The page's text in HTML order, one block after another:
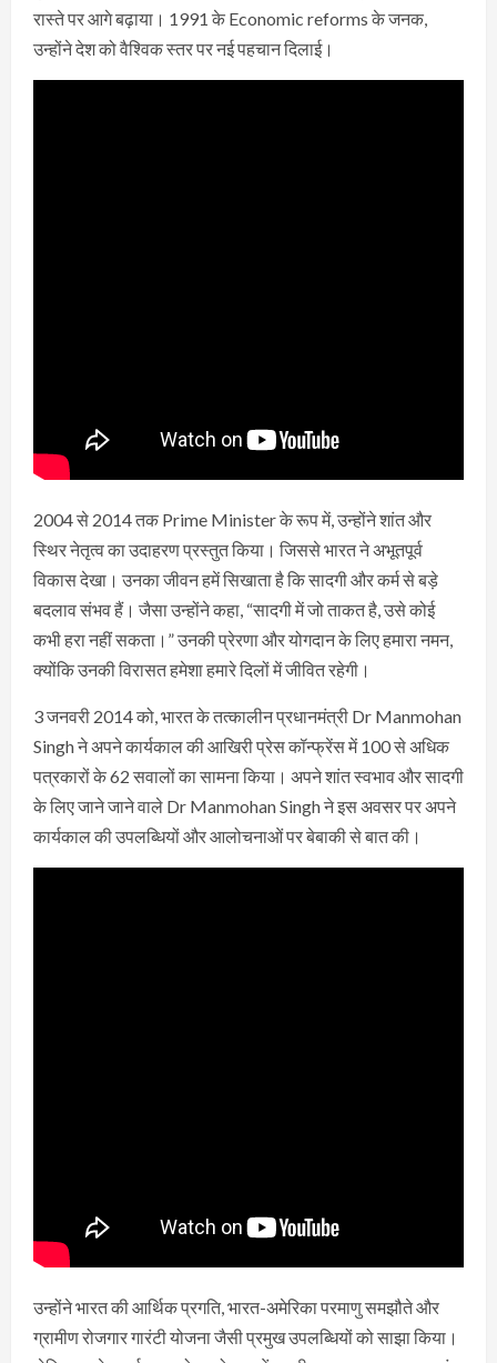
रास्ते पर आगे बढ़ाया। 1991 के Economic reforms के जनक,
उन्होंने देश को वैश्विक स्तर पर नई पहचान दिलाई।
2004 से 2014 तक Prime Minister के रूप में, उन्होंने शांत और
स्थिर नेतृत्व का उदाहरण प्रस्तुत किया। जिससे भारत ने अभूतपूर्व
विकास देखा। उनका जीवन हमें सिखाता है कि सादगी और कर्म से बड़े
बदलाव संभव हैं। जैसा उन्होंने कहा, “सादगी में जो ताकत है, उसे कोई
कभी हरा नहीं सकता।” उनकी प्रेरणा और योगदान के लिए हमारा नमन,
क्योंकि उनकी विरासत हमेशा हमारे दिलों में जीवित रहेगी।
3 जनवरी 2014 को, भारत के तत्कालीन प्रधानमंत्री Dr Manmohan
Singh ने अपने कार्यकाल की आखिरी प्रेस कॉन्फ्रेंस में 100 से अधिक
पत्रकारों के 62 सवालों का सामना किया। अपने शांत स्वभाव और सादगी
के लिए जाने जाने वाले Dr Manmohan Singh ने इस अवसर पर अपने
कार्यकाल की उपलब्धियों और आलोचनाओं पर बेबाकी से बात की।
उन्होंने भारत की आर्थिक प्रगति, भारत-अमेरिका परमाणु समझौते और
ग्रामीण रोजगार गारंटी योजना जैसी प्रमुख उपलब्धियों को साझा किया।